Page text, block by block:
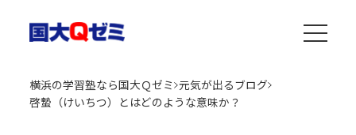
横浜の学習塾なら国大Ｑゼミ 元気が出るブログ
啓蟄（けいちつ）とはどのような意味か？